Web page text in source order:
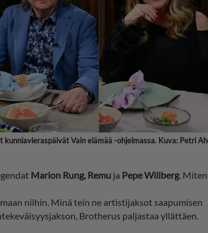
kunniavieraspäivät Vain elämää -ohjelmassa. Kuva: Petri
Marion Rung, Remu ja Pepe Willberg. Miten
niihin. Minä tein ne artistijaksot saapumisen
Brotherus paljastaa yllättäen.